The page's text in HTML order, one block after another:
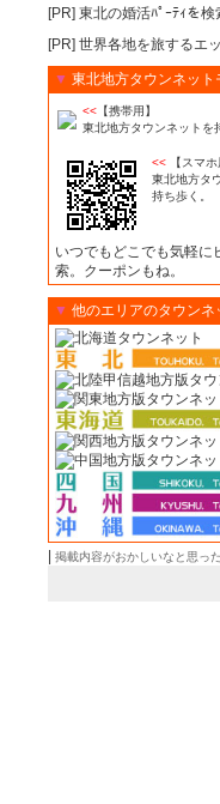
[PR] 東北の婚活ﾊﾟｰﾃｨを検
[PR] 世界各地を旅するエ
▼ 東北地方タウンネット
<< 【携帯用】
東北地方タウンネットを
<< 【スマホ
東北地方タ
持ち歩く。
いつでもどこでも気軽に
索。クーポンもね。
▼ 他のエリアのタウンネ
掲載内容がおかしいなと思っ